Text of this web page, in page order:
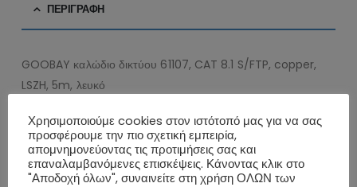
ΠΕΡΙΓΡΑΦΉ
GOOBAY καλώδιο δικτύου 61107, CAT 8.1 S/FTP, copper,
LSZH, 5m, λευκό
Τα καλώδια της Goobay κατασκευάζονται από ποιοτικά υλικά,
με τις υψηλότερες τεχνικές προδιαγραφές, προσφέροντας
αξιόπιστη λειτουργία υψηλής απόδοσης, με αντοχή στον
χρόνο.
Χρησιμοποιούμε cookies στον ιστότοπό μας για να σας
προσφέρουμε την πιο σχετική εμπειρία,
απομνημονεύοντας τις προτιμήσεις σας και
επαναλαμβανόμενες επισκέψεις. Κάνοντας κλικ στο
"Αποδοχή όλων", συναινείτε στη χρήση ΟΛΩΝ των